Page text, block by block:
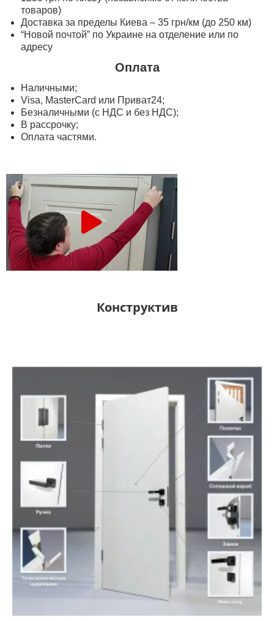
товаров)
Доставка за пределы Киева – 35 грн/км (до 250 км)
“Новой почтой” по Украине на отделение или по
адресу
Оплата
Наличными;
Visa, MasterСard или Приват24;
Безналичными (с НДС и без НДС);
В рассрочку;
Оплата частями.
Конструктив